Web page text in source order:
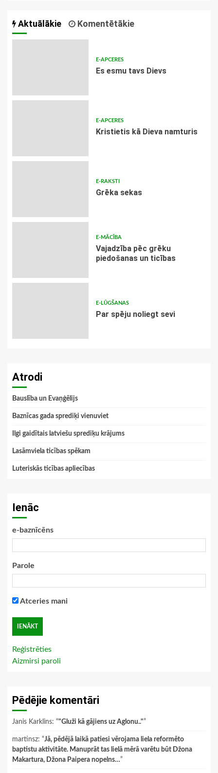
Aktuālākie Komentētākie
E-APCERES
Es esmu tavs Dievs
E-APCERES
Kristietis kā Dieva namturis
E-RAKSTI
Grēka sekas
E-MĀCĪBA
Vajadzība pēc grēku
piedošanas un ticības
E-LŪGŠANAS
Par spēju noliegt sevi
Atrodi
Bauslība un Evaņģēlijs
Baznīcas gada sprediķi vienuviet
Ilgi gaidītais latviešu sprediķu krājums
Lasāmviela ticības spēkam
Luteriskās ticības apliecības
Ienāc
e-baznīcēns
Parole
Atceries mani
Reģistrēties
Aizmirsi paroli
Pēdējie komentāri
Janis Karklins: “"Gluži kā gājiens uz Aglonu.."”
martinsz: “Jā, pēdējā laikā patiesi vērojama liela reformēto
baptistu aktivitāte. Manuprāt tas lielā mērā varētu būt Džona
Makartura, Džona Paipera nopelns…”